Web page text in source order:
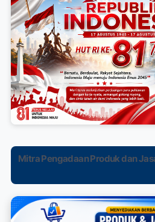
Mitra Pengadaan Produk dan